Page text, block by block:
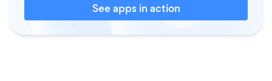
See apps in action